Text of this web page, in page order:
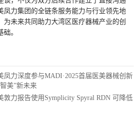
凤力集团的全链条服务能力与行业领先地
为未来共同助力大湾区医疗器械产业的创
。
凤力深度参与MADI·2025首届医美器械创新
美”新未来
敦力报告使用Symplicity Spyral RDN 可降低